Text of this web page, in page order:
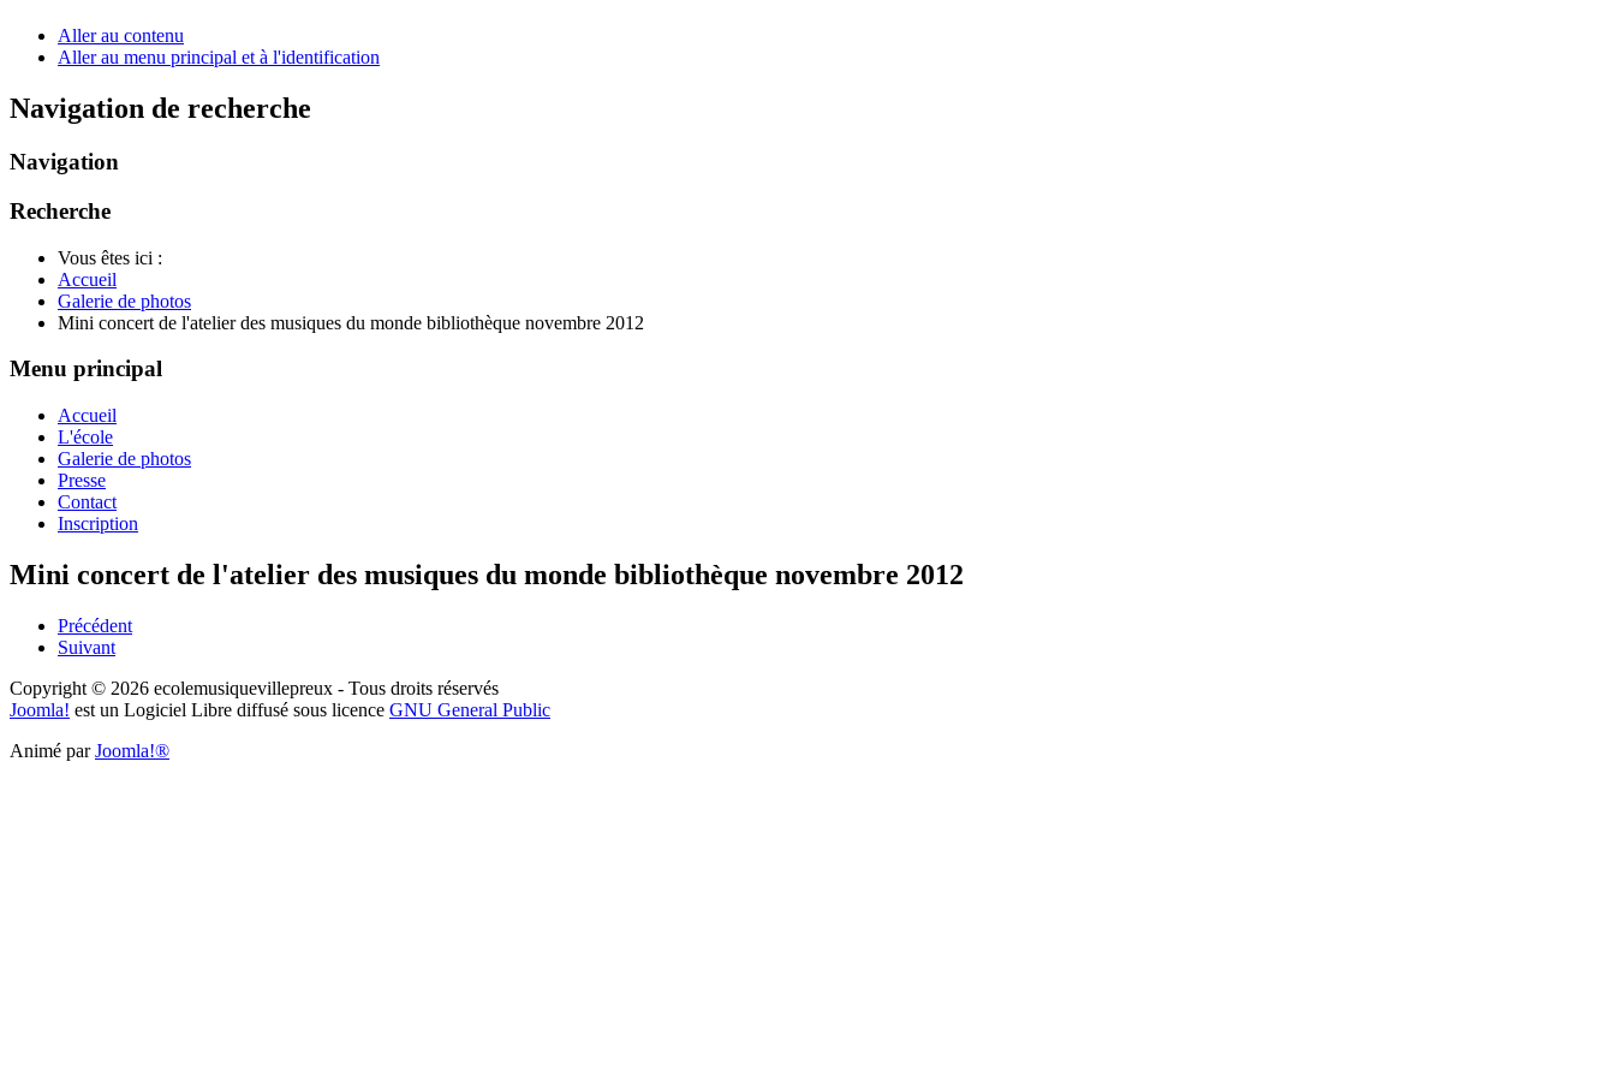
Aller au contenu
Aller au menu principal et à l'identification
Navigation de recherche
Navigation
Recherche
Vous êtes ici :
Accueil
Galerie de photos
Mini concert de l'atelier des musiques du monde bibliothèque novembre 2012
Menu principal
Accueil
L'école
Galerie de photos
Presse
Contact
Inscription
Mini concert de l'atelier des musiques du monde bibliothèque novembre 2012
Précédent
Suivant
Copyright © 2026 ecolemusiquevillepreux - Tous droits réservés
Joomla! est un Logiciel Libre diffusé sous licence GNU General Public
Animé parJoomla!®